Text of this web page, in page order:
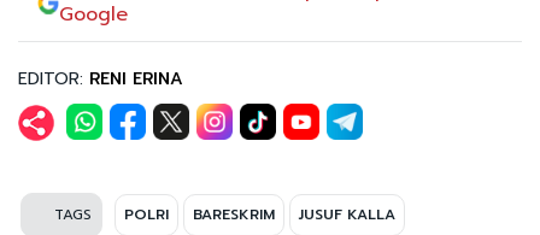
Google
EDITOR: RENI ERINA
TAGS POLRI BARESKRIM JUSUF KALLA